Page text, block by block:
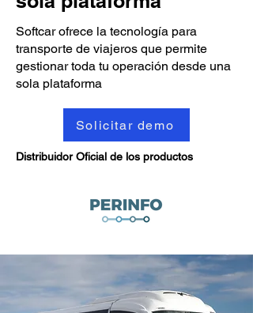
Softcar ofrece la tecnología para
transporte de viajeros que permite
gestionar toda tu operación desde una
sola plataforma
Solicitar demo
Distribuidor Oficial de los productos